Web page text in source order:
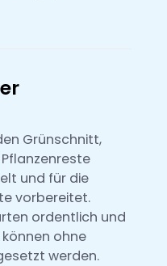
Grünschnitt,
und für die
vorbereitet.
ordentlich und
ohne
werden.